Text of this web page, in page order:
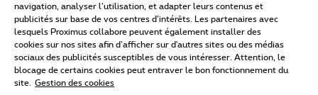
Tous droits réservés. © 2026 Proximus
Conditions générales, info consommateur
navigation, analyser l’utilisation, et adapter leurs contenus et
publicités sur base de vos centres d’intérêts. Les partenaires avec
lesquels Proximus collabore peuvent également installer des
cookies sur nos sites afin d’afficher sur d'autres sites ou des médias
sociaux des publicités susceptibles de vous intéresser. Attention, le
blocage de certains cookies peut entraver le bon fonctionnement du
site.
Gestion des cookies